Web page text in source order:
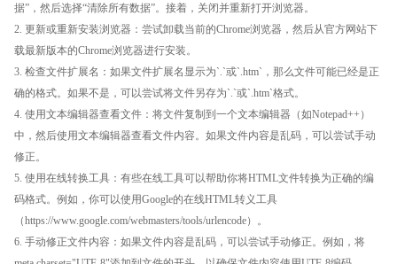
据”，然后选择“清除所有数据”。接着，关闭并重新打开浏览器。
2. 更新或重新安装浏览器：尝试卸载当前的Chrome浏览器，然后从官方网站下
载最新版本的Chrome浏览器进行安装。
3. 检查文件扩展名：如果文件扩展名显示为`.`或`.htm`，那么文件可能已经是正
确的格式。如果不是，可以尝试将文件另存为`.`或`.htm`格式。
4. 使用文本编辑器查看文件：将文件复制到一个文本编辑器（如Notepad++）
中，然后使用文本编辑器查看文件内容。如果文件内容是乱码，可以尝试手动
修正。
5. 使用在线转换工具：有些在线工具可以帮助你将HTML文件转换为正确的编
码格式。例如，你可以使用Google的在线HTML转义工具
（https://www.google.com/webmasters/tools/urlencode）。
6. 手动修正文件内容：如果文件内容是乱码，可以尝试手动修正。例如，将